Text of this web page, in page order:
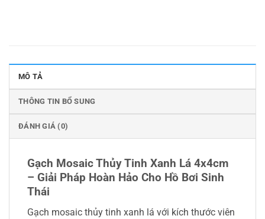
MÔ TẢ
THÔNG TIN BỔ SUNG
ĐÁNH GIÁ (0)
Gạch Mosaic Thủy Tinh Xanh Lá 4x4cm
– Giải Pháp Hoàn Hảo Cho Hồ Bơi Sinh
Thái
Gạch mosaic thủy tinh xanh lá với kích thước viên